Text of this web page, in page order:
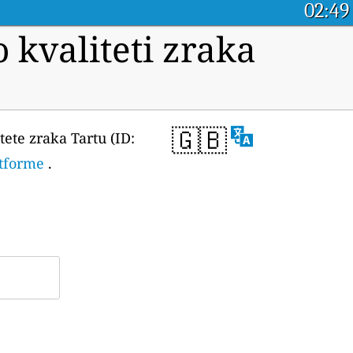
02:49
kvaliteti zraka
🇬🇧
zraka Tartu (ID:
.